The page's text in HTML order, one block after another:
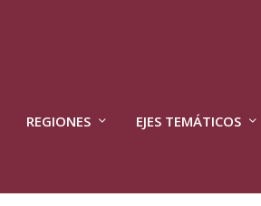
REGIONES EJES TEMÁTICOS